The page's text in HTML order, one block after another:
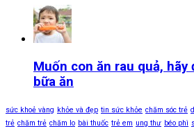
Muốn con ăn rau quả,
bữa ăn
sức khoẻ vàng khỏe và đẹp tin sức khỏe chăm sóc trẻ
trẻ chăm trẻ chăm lo bài thuốc trẻ em ung thư béo phì